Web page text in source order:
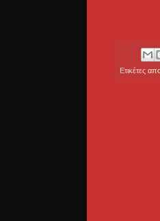
Ετικέτες